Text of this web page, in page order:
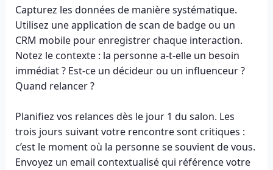
Capturez les données de manière systématique.
Utilisez une application de scan de badge ou un
CRM mobile pour enregistrer chaque interaction.
Notez le contexte : la personne a-t-elle un besoin
immédiat ? Est-ce un décideur ou un influenceur ?
Quand relancer ?
Planifiez vos relances dès le jour 1 du salon. Les
trois jours suivant votre rencontre sont critiques :
c’est le moment où la personne se souvient de vous.
Envoyez un email contextualisé qui référence votre